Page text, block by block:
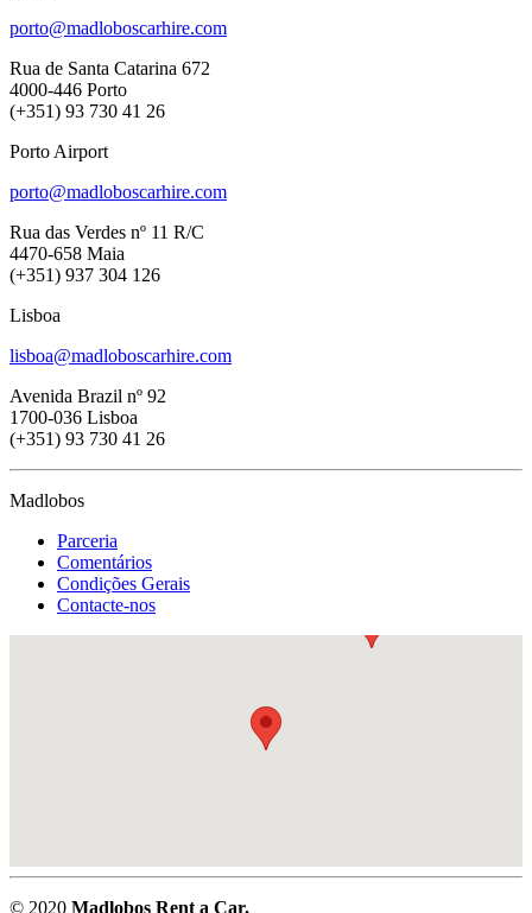
porto@madloboscarhire.com
Rua de Santa Catarina 672
4000-446 Porto
(+351) 93 730 41 26
Porto Airport
porto@madloboscarhire.com
Rua das Verdes nº 11 R/C
4470-658 Maia
(+351) 937 304 126
Lisboa
lisboa@madloboscarhire.com
Avenida Brazil nº 92
1700-036 Lisboa
(+351) 93 730 41 26
Madlobos
Parceria
Comentários
Condições Gerais
Contacte-nos
© 2020 Madlobos Rent a Car.